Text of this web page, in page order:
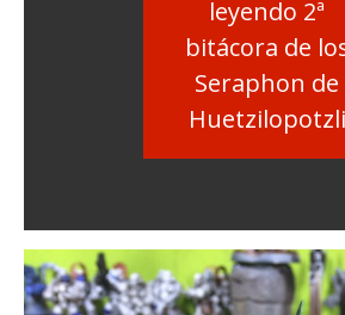
leyendo 2ª
bitácora de
Seraphon de
Huetzilopotzli